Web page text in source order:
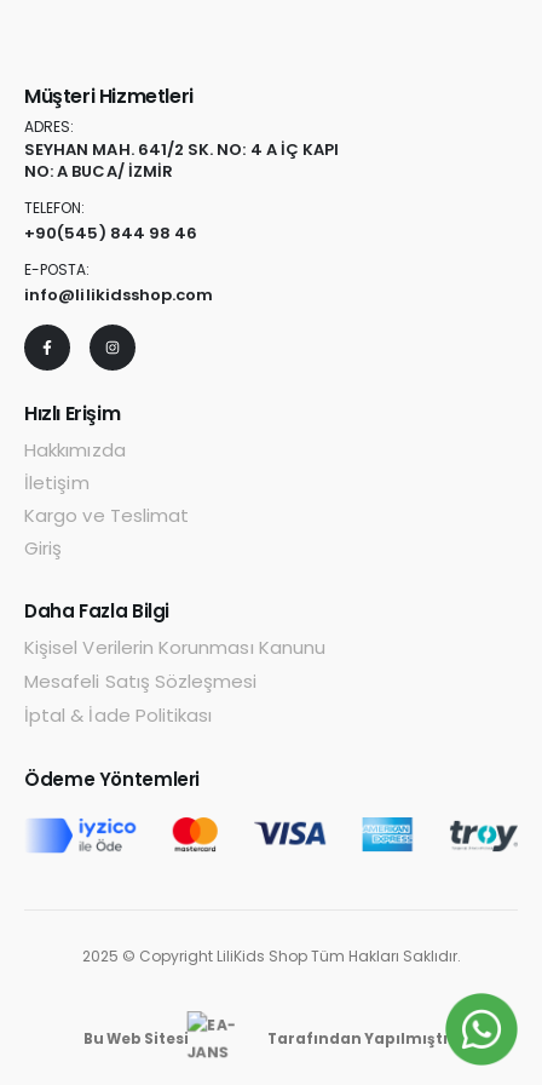
Müşteri Hizmetleri
ADRES:
SEYHAN MAH. 641/2 SK. NO: 4 A İÇ KAPI
NO: A BUCA/ İZMİR
TELEFON:
+90(545) 844 98 46
E-POSTA:
info@lilikidsshop.com
Hızlı Erişim
Hakkımızda
İletişim
Kargo ve Teslimat
Giriş
Daha Fazla Bilgi
Kişisel Verilerin Korunması Kanunu
Mesafeli Satış Sözleşmesi
İptal & İade Politikası
Ödeme Yöntemleri
2025 © Copyright LiliKids Shop Tüm Hakları Saklıdır.
Bu Web Sitesi Tarafından Yapılmıştır.